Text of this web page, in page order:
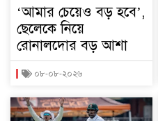
‘আমার চেয়েও বড় হবে’,
ছেলেকে নিয়ে
রোনালদোর বড় আশা
০৮-০৮-২০২৬